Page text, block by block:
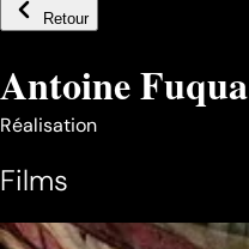
Retour
Antoine Fuqua
Réalisation
Films